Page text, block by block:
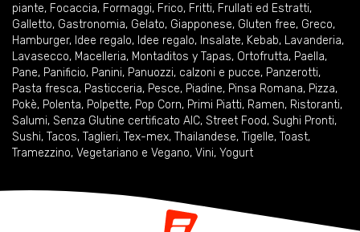
piante, Focaccia, Formaggi, Frico, Fritti, Frullati ed Estratti,
Galletto, Gastronomia, Gelato, Giapponese, Gluten free, Greco,
Hamburger, Idee regalo, Idee regalo, Insalate, Kebab, Lavanderia,
Lavasecco, Macelleria, Montaditos y Tapas, Ortofrutta, Paella,
Pane, Panificio, Panini, Panuozzi, calzoni e pucce, Panzerotti,
Pasta fresca, Pasticceria, Pesce, Piadine, Pinsa Romana, Pizza,
Pokè, Polenta, Polpette, Pop Corn, Primi Piatti, Ramen, Ristoranti,
Salumi, Senza Glutine certificato AIC, Street Food, Sughi Pronti,
Sushi, Tacos, Taglieri, Tex-mex, Thailandese, Tigelle, Toast,
Tramezzino, Vegetariano e Vegano, Vini, Yogurt